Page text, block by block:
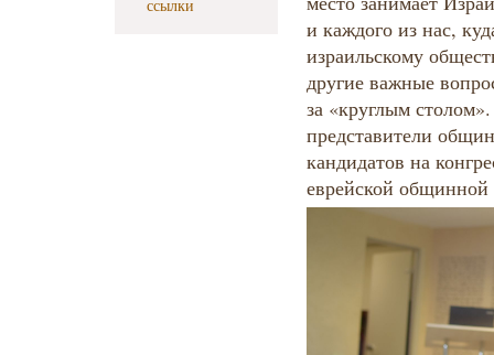
ссылки
и каждого из нас,
израильскому
другие важные
за «круглым
представители
кандидатов на
еврейской общинной